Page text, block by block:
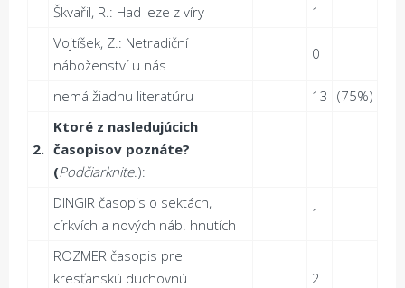
Škvařil, R.: Had leze z víry
1
Vojtíšek, Z.: Netradiční
náboženství u nás
0
nemá žiadnu literatúru 13 (75%)
2.
Ktoré z nasledujúcich
časopisov poznáte?
(Podčiarknite.):
DINGIR časopis o sektách,
církvích a nových náb. hnutích
1
ROZMER časopis pre
kresťanskú duchovnú
2